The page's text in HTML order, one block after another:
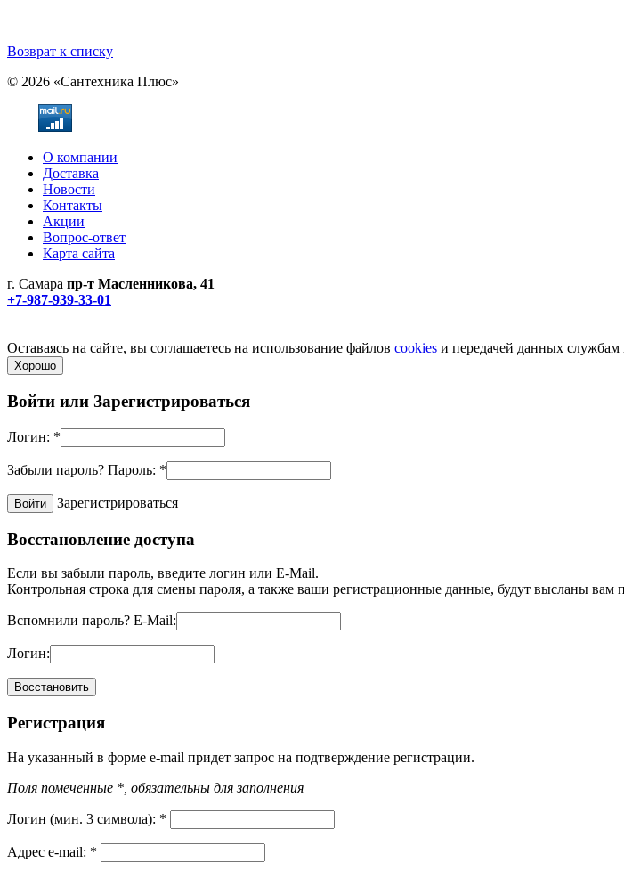
Возврат к списку
© 2026 «Сантехника Плюс»
О компании
Доставка
Новости
Контакты
Акции
Вопрос-ответ
Карта сайта
г. Самара пр-т Масленникова, 41
+7-987-939-33-01
Оставаясь на сайте, вы соглашаетесь на использование файлов cookies и передачей данных службам
Хорошо
Войти или Зарегистрироваться
Логин: *
Забыли пароль? Пароль: *
Зарегистрироваться
Восстановление доступа
Если вы забыли пароль, введите логин или E-Mail.
Контрольная строка для смены пароля, а также ваши регистрационные данные, будут высланы вам
Вспомнили пароль? E-Mail:
Логин:
Регистрация
На указанный в форме e-mail придет запрос на подтверждение регистрации.
Поля помеченные *, обязательны для заполнения
Логин (мин. 3 символа): *
Адрес e-mail: *